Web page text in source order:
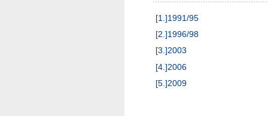
[1.]1991/95
[2.]1996/98
[3.]2003
[4.]2006
[5.]2009